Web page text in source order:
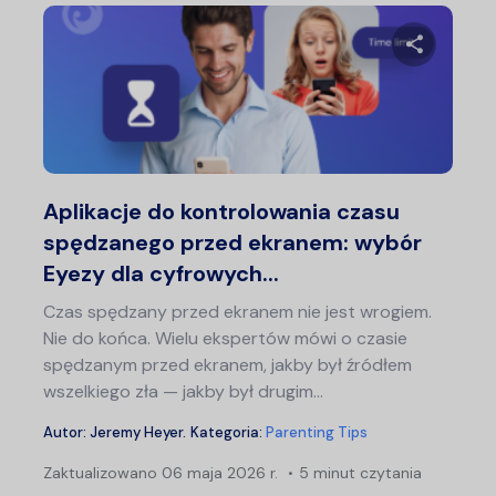
Aplikacje do kontrolowania czasu
spędzanego przed ekranem: wybór
Eyezy dla cyfrowych...
Czas spędzany przed ekranem nie jest wrogiem.
Nie do końca. Wielu ekspertów mówi o czasie
spędzanym przed ekranem, jakby był źródłem
wszelkiego zła — jakby był drugim...
Autor: Jeremy Heyer. Kategoria: Parenting Tips
Zaktualizowano 06 maja 2026 r. 5 minut czytania